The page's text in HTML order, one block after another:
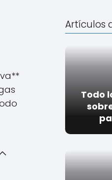
Artículos
Todo